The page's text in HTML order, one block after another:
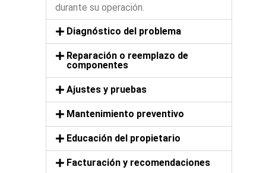
durante su operación.
Diagnóstico del problema
Reparación o reemplazo de
componentes
Ajustes y pruebas
Mantenimiento preventivo
Educación del propietario
Facturación y recomendaciones